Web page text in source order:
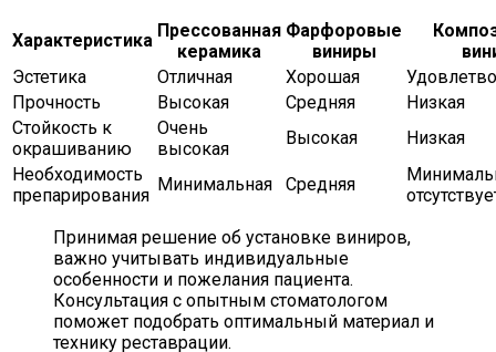
Характеристика Прессованная
керамика
Фарфоровые
виниры
Эстетика
Отличная Хорошая
Прочность
Высокая Средняя
Низкая
Стойкость к
окрашиванию
Очень
высокая
Высокая
Низкая
Необходимость
препарирования
Минимальная Средняя
Принимая решение об установке виниров,
важно учитывать индивидуальные
особенности и пожелания пациента.
Консультация с опытным стоматологом
поможет подобрать оптимальный материал и
технику реставрации.